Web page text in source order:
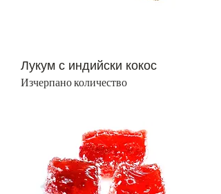
Лукум с индийски кокос
Изчерпано количество